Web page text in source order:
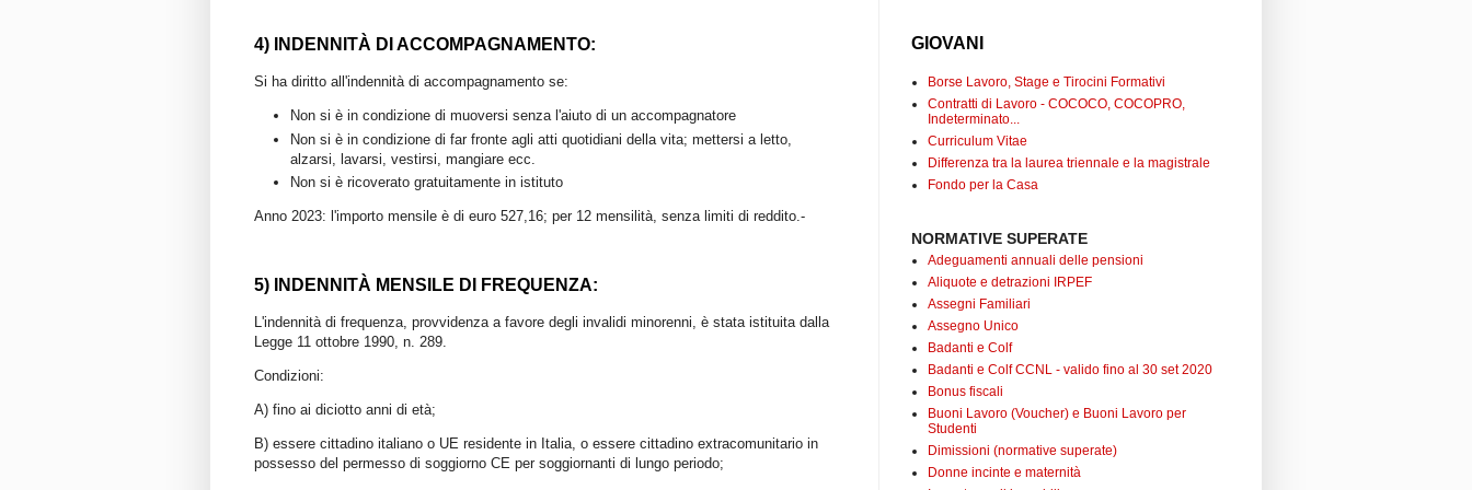
4) INDENNITÀ DI ACCOMPAGNAMENTO:
Si ha diritto all'indennità di accompagnamento se:
Non si è in condizione di muoversi senza l'aiuto di un accompagnatore
Non si è in condizione di far fronte agli atti quotidiani della vita; mettersi a letto,
alzarsi, lavarsi, vestirsi, mangiare ecc.
Non si è ricoverato gratuitamente in istituto
Anno 2023: l'importo mensile è di euro 527,16; per 12 mensilità, senza limiti di reddito.-
5) INDENNITÀ MENSILE DI FREQUENZA:
L'indennità di frequenza, provvidenza a favore degli invalidi minorenni, è stata istituita dalla
Legge 11 ottobre 1990, n. 289.
Condizioni:
A) fino ai diciotto anni di età;
B) essere cittadino italiano o UE residente in Italia, o essere cittadino extracomunitario in
possesso del permesso di soggiorno CE per soggiornanti di lungo periodo;
GIOVANI
Borse Lavoro, Stage e Tirocini Formativi
Contratti di Lavoro - COCOCO, COCOPRO,
Indeterminato...
Curriculum Vitae
Differenza tra la laurea triennale e la magistrale
Fondo per la Casa
NORMATIVE SUPERATE
Adeguamenti annuali delle pensioni
Aliquote e detrazioni IRPEF
Assegni Familiari
Assegno Unico
Badanti e Colf
Badanti e Colf CCNL - valido fino al 30 set 2020
Bonus fiscali
Buoni Lavoro (Voucher) e Buoni Lavoro per
Studenti
Dimissioni (normative superate)
Donne incinte e maternità